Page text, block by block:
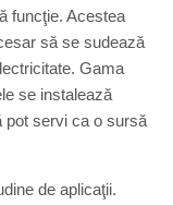
funcţie. Acestea
să se sudează
Gama
se instalează
pot servi ca o sursă
de aplicaţii.